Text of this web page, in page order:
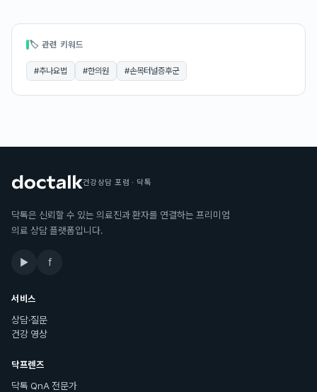
🏷 관련 키워드
#추나요법 #한의원 #손목터널증후군
건강상담 포럼 · 닥톡
닥톡은 신뢰할 수 있는 의료진과 환자를 연결하는 프리미엄
의료 상담 플랫폼입니다.
▶ f
서비스
상담·질문
건강 영상
닥프렌즈
닥톡 QnA 전문가